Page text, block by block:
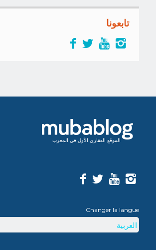
تابعونا
الموقع العقاري الأول في المغرب
Changer la langue